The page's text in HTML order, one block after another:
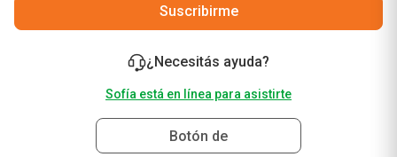
Suscribirme
¿Necesitás ayuda?
Sofía está en línea para asistirte
Botón de